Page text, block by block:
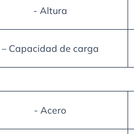
- Altura
– Capacidad de carga
- Acero